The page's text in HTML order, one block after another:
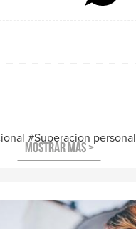
Superacion personal